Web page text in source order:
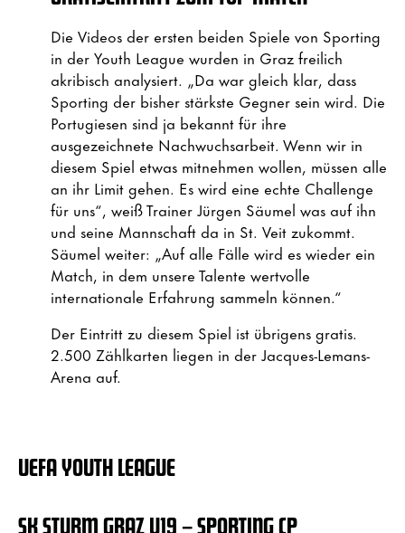
Die Videos der ersten beiden Spiele von Sporting
in der Youth League wurden in Graz freilich
akribisch analysiert. „Da war gleich klar, dass
Sporting der bisher stärkste Gegner sein wird. Die
Portugiesen sind ja bekannt für ihre
ausgezeichnete Nachwuchsarbeit. Wenn wir in
diesem Spiel etwas mitnehmen wollen, müssen alle
an ihr Limit gehen. Es wird eine echte Challenge
für uns“, weiß Trainer Jürgen Säumel was auf ihn
und seine Mannschaft da in St. Veit zukommt.
Säumel weiter: „Auf alle Fälle wird es wieder ein
Match, in dem unsere Talente wertvolle
internationale Erfahrung sammeln können.“
Der Eintritt zu diesem Spiel ist übrigens gratis.
2.500 Zählkarten liegen in der Jacques-Lemans-
Arena auf.
UEFA YOUTH LEAGUE
SK STURM GRAZ U19 – SPORTING CP